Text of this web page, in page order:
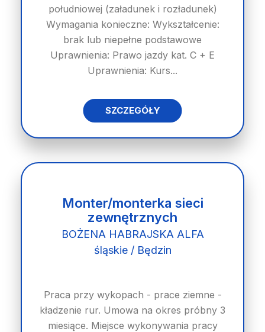
południowej (załadunek i rozładunek)
Wymagania konieczne: Wykształcenie:
brak lub niepełne podstawowe
Uprawnienia: Prawo jazdy kat. C + E
Uprawnienia: Kurs...
SZCZEGÓŁY
Monter/monterka sieci
zewnętrznych
BOŻENA HABRAJSKA ALFA
śląskie / Będzin
Praca przy wykopach - prace ziemne -
kładzenie rur. Umowa na okres próbny 3
miesiące. Miejsce wykonywania pracy